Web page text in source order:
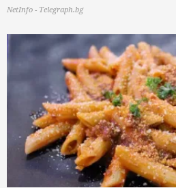
NetInfo - Telegraph.bg